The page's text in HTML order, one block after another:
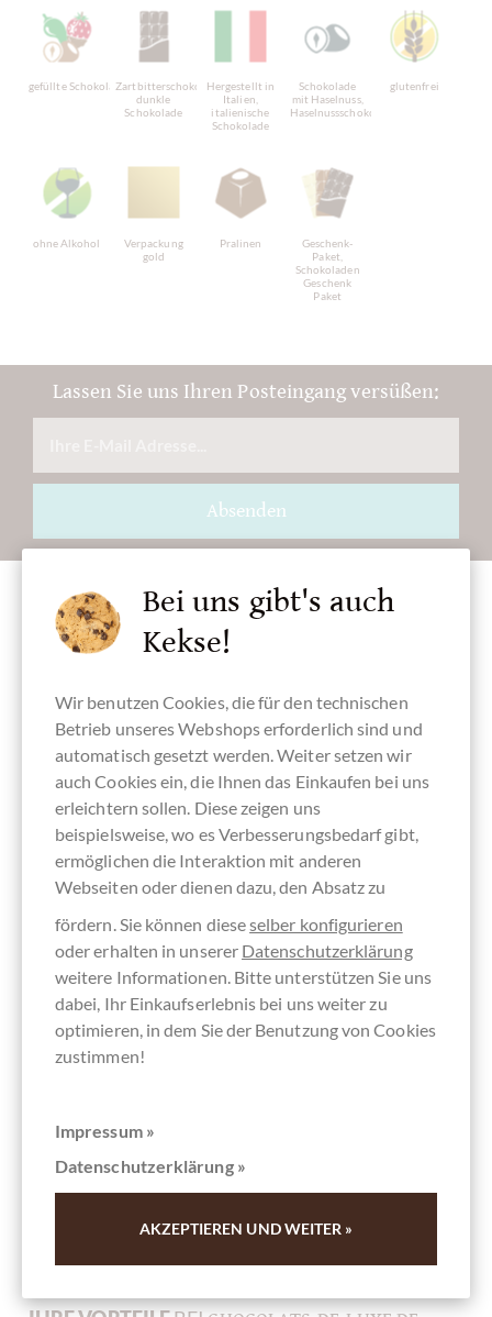
gefüllte SchokoladeZartbitterschokolade,
dunkle
Schokolade
Hergestellt in
Italien,
italienische
Schokolade
Schokolade
mit Haselnuss,
Haselnussschokolade
glutenfrei
ohne Alkohol
Verpackung
gold
Pralinen
Geschenk-
Paket,
Schokoladen
Geschenk
Paket
Lassen Sie uns Ihren Posteingang versüßen:
Absenden
Zubehör
Schokoladenkaviar mit Haselnuss Creme Füllung
Inhalt0.02 kg(80,00 € * / 1 kg)
1,60 €*
Bei uns gibt's auch
Kekse!
Wir benutzen Cookies, die für den technischen
Betrieb unseres Webshops erforderlich sind und
automatisch gesetzt werden. Weiter setzen wir
auch Cookies ein, die Ihnen das Einkaufen bei uns
erleichtern sollen. Diese zeigen uns
beispielsweise, wo es Verbesserungsbedarf gibt,
ermöglichen die Interaktion mit anderen
Webseiten oder dienen dazu, den Absatz zu
fördern. Sie können dieseselber konfigurieren
oder erhalten in unserer Datenschutzerklärung
weitere Informationen. Bitte unterstützen Sie uns
dabei, Ihr Einkaufserlebnis bei uns weiter zu
optimieren, in dem Sie der Benutzung von Cookies
zustimmen!
Impressum »
Datenschutzerklärung »
AKZEPTIEREN UND WEITER »